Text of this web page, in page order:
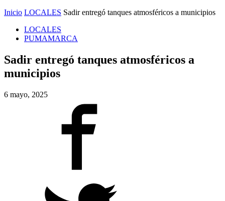
Inicio LOCALES Sadir entregó tanques atmosféricos a municipios
LOCALES
PUMAMARCA
Sadir entregó tanques atmosféricos a
municipios
6 mayo, 2025